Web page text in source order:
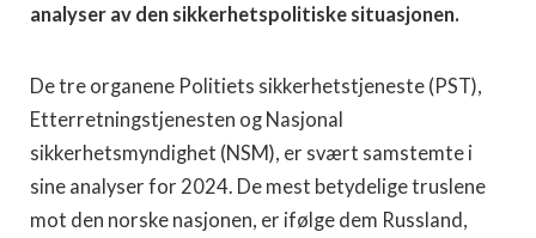
analyser av den sikkerhetspolitiske situasjonen.
De tre organene Politiets sikkerhetstjeneste (PST),
Etterretningstjenesten og Nasjonal
sikkerhetsmyndighet (NSM), er svært samstemte i
sine analyser for 2024. De mest betydelige truslene
mot den norske nasjonen, er ifølge dem Russland,